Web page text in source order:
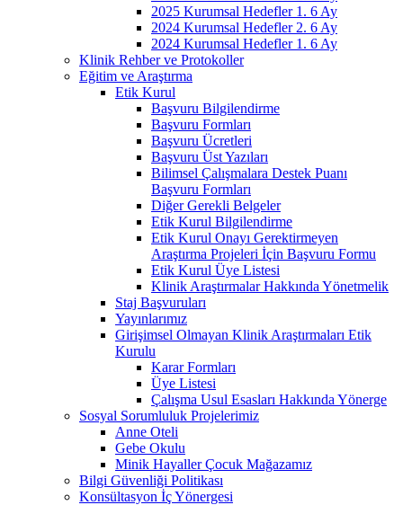
2025 Kurumsal Hedefler 1. 6 Ay
2024 Kurumsal Hedefler 2. 6 Ay
2024 Kurumsal Hedefler 1. 6 Ay
Klinik Rehber ve Protokoller
Eğitim ve Araştırma
Etik Kurul
Başvuru Bilgilendirme
Başvuru Formları
Başvuru Ücretleri
Başvuru Üst Yazıları
Bilimsel Çalışmalara Destek Puanı
Başvuru Formları
Diğer Gerekli Belgeler
Etik Kurul Bilgilendirme
Etik Kurul Onayı Gerektirmeyen
Araştırma Projeleri İçin Başvuru Formu
Etik Kurul Üye Listesi
Klinik Araştırmalar Hakkında Yönetmelik
Staj Başvuruları
Yayınlarımız
Girişimsel Olmayan Klinik Araştırmaları Etik
Kurulu
Karar Formları
Üye Listesi
Çalışma Usul Esasları Hakkında Yönerge
Sosyal Sorumluluk Projelerimiz
Anne Oteli
Gebe Okulu
Minik Hayaller Çocuk Mağazamız
Bilgi Güvenliği Politikası
Konsültasyon İç Yönergesi